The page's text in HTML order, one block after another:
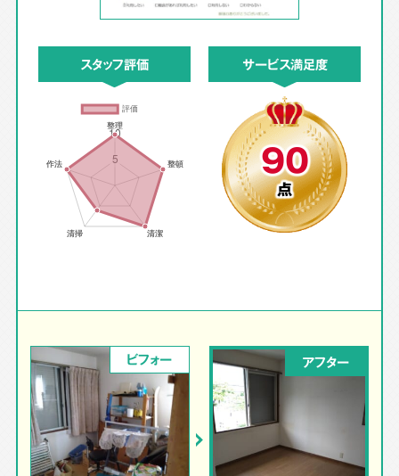
スタッフ評価 サービス満足度
90
点
ビフォー アフター